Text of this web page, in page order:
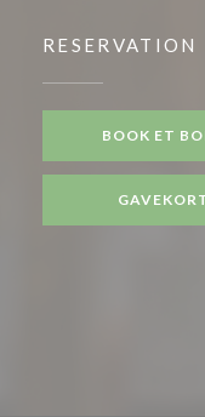
RESERVATION
BOOK ET